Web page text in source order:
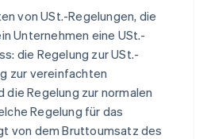
von USt.-Regelungen, die
Unternehmen eine USt.-
die Regelung zur USt.-
zur vereinfachten
die Regelung zur normalen
Regelung für das
von dem Bruttoumsatz des